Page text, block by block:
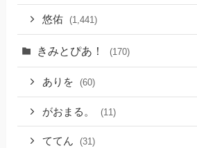
悠佑 (1,441)
きみとぴあ！ (170)
ありを (60)
がおまる。 (11)
ててん (31)